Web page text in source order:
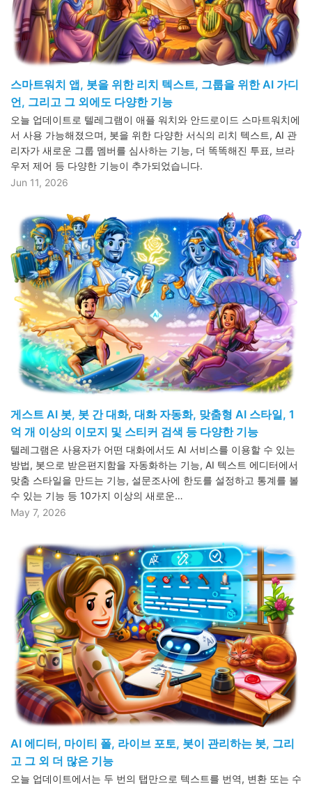
스마트워치 앱, 봇을 위한 리치 텍스트, 그룹을 위한 AI 가디
언, 그리고 그 외에도 다양한 기능
오늘 업데이트로 텔레그램이 애플 워치와 안드로이드 스마트워치에
서 사용 가능해졌으며, 봇을 위한 다양한 서식의 리치 텍스트, AI 관
리자가 새로운 그룹 멤버를 심사하는 기능, 더 똑똑해진 투표, 브라
우저 제어 등 다양한 기능이 추가되었습니다.
Jun 11, 2026
게스트 AI 봇, 봇 간 대화, 대화 자동화, 맞춤형 AI 스타일, 1
억 개 이상의 이모지 및 스티커 검색 등 다양한 기능
텔레그램은 사용자가 어떤 대화에서도 AI 서비스를 이용할 수 있는
방법, 봇으로 받은편지함을 자동화하는 기능, AI 텍스트 에디터에서
맞춤 스타일을 만드는 기능, 설문조사에 한도를 설정하고 통계를 볼
수 있는 기능 등 10가지 이상의 새로운…
May 7, 2026
AI 에디터, 마이티 폴, 라이브 포토, 봇이 관리하는 봇, 그리
고 그 외 더 많은 기능
오늘 업데이트에서는 두 번의 탭만으로 텍스트를 번역, 변환 또는 수